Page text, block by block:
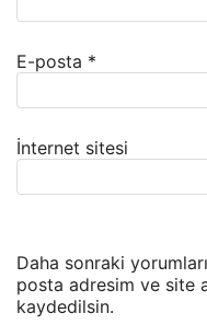
E-posta *
İnternet sitesi
Daha sonraki
posta adresim ve site
kaydedilsin.